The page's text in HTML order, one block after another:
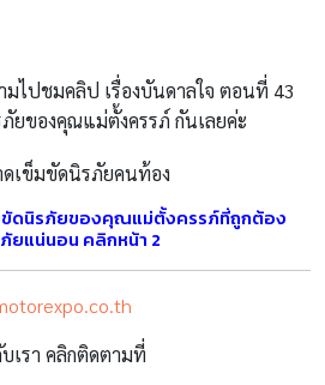
ไปชมคลิป เรื่องบันดาลใจ ตอนที่ 43
ยของคุณแม่ตั้งครรภ์ กันเลยค่ะ
ขัดนิรภัยของคุณแม่ตั้งครรภ์ที่ถูกต้อง
ยแน่นอน คลิกหน้า 2
บเรา คลิกติดตามที่